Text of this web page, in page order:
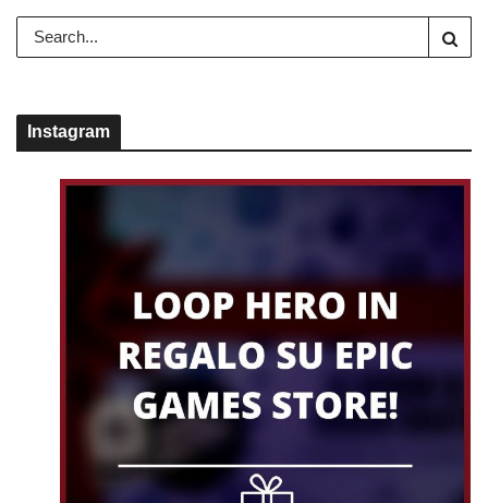
Instagram